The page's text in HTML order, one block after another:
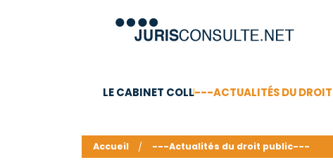
LE CABINET COLL---ACTUALITÉS DU
Accueil ---Actualités du droit public---